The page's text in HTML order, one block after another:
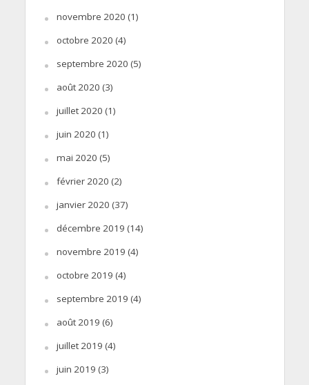
novembre 2020 (1)
octobre 2020 (4)
septembre 2020 (5)
août 2020 (3)
juillet 2020 (1)
juin 2020 (1)
mai 2020 (5)
février 2020 (2)
janvier 2020 (37)
décembre 2019 (14)
novembre 2019 (4)
octobre 2019 (4)
septembre 2019 (4)
août 2019 (6)
juillet 2019 (4)
juin 2019 (3)